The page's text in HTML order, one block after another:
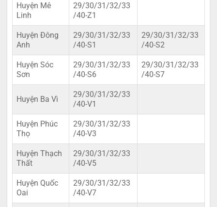
Huyện Mê
Linh
29/30/31/32/33
/40-Z1
Huyện Đông
Anh
29/30/31/32/33
/40-S1
29/30/31/32/33
/40-S2
Huyện Sóc
Sơn
29/30/31/32/33
/40-S6
29/30/31/32/33
/40-S7
Huyện Ba Vì
29/30/31/32/33
/40-V1
Huyện Phúc
Thọ
29/30/31/32/33
/40-V3
Huyện Thạch
Thất
29/30/31/32/33
/40-V5
Huyện Quốc
Oai
29/30/31/32/33
/40-V7